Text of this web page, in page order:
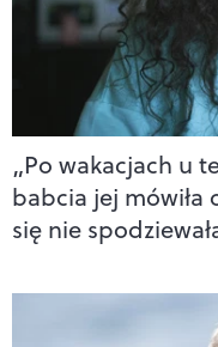
„Po wakacjach u
babcia jej mówiła
się nie